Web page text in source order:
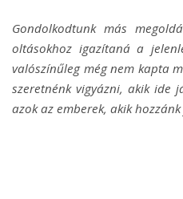
Gondolkodtunk más
oltásokhoz igazítaná a
valószínűleg még nem kapta
szeretnénk vigyázni, akik ide
azok az emberek, akik